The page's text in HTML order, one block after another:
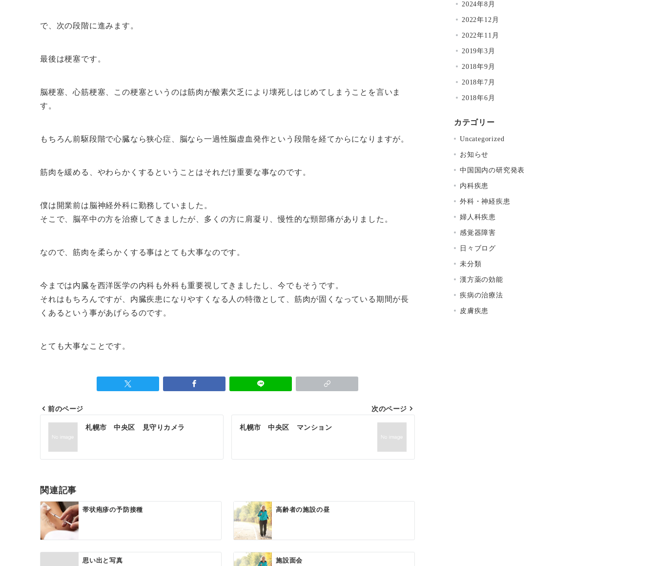
で、次の段階に進みます。
最後は梗塞です。
脳梗塞、心筋梗塞、この梗塞というのは筋肉が酸素欠乏により壊死しはじめてしまうことを言いま
す。
もちろん前駆段階で心臓なら狭心症、脳なら一過性脳虚血発作という段階を経てからになりますが。
筋肉を緩める、やわらかくするということはそれだけ重要な事なのです。
僕は開業前は脳神経外科に勤務していました。
そこで、脳卒中の方を治療してきましたが、多くの方に肩凝り、慢性的な頸部痛がありました。
なので、筋肉を柔らかくする事はとても大事なのです。
今までは内臓を西洋医学の内科も外科も重要視してきましたし、今でもそうです。
それはもちろんですが、内臓疾患になりやすくなる人の特徴として、筋肉が固くなっている期間が長
くあるという事があげらるのです。
とても大事なことです。
投
ナ
ゲ
ー
シ
ョ
ン
前のページ
札幌市 中央区 見守りカメラ
次のページ
札幌市 中央区 マンション
関連記事
帯状疱疹の予防接種 高齢者の施設の昼
思い出と写真 施設面会
2024年8月
2022年12月
2022年11月
2019年3月
2018年9月
2018年7月
2018年6月
カテゴリー
Uncategorized
お知らせ
中国国内の研究発表
内科疾患
外科・神経疾患
婦人科疾患
感覚器障害
日々ブログ
未分類
漢方薬の効能
疾病の治療法
皮膚疾患